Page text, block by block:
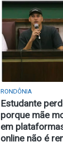
RONDÔNIA
Estudante
porque mãe
em
online não é